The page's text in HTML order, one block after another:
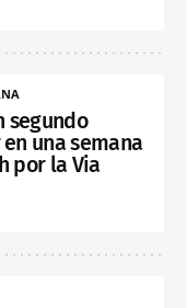
segundo
una semana
por la Via